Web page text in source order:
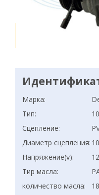
Марка:
Тип:
Сцепление:
Диаметр сцепления:
Напряжение(v):
Тир масла:
количество масла: